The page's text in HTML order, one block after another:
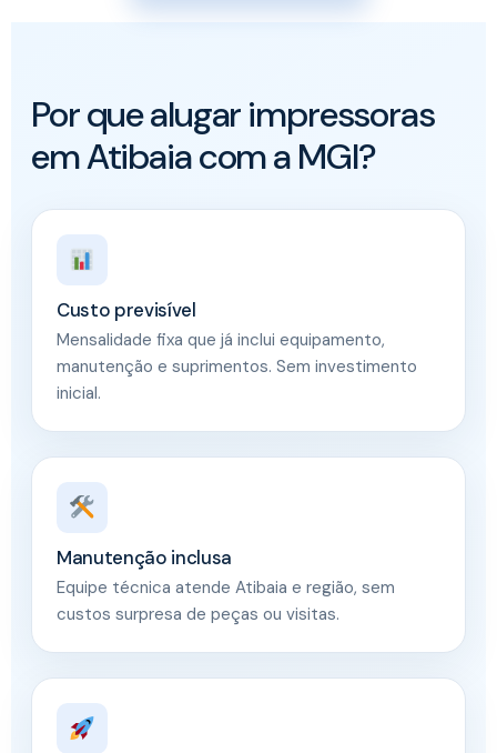
Por que alugar impressoras
em Atibaia com a MGI?
Custo previsível
Mensalidade fixa que já inclui equipamento,
manutenção e suprimentos. Sem investimento
inicial.
Manutenção inclusa
Equipe técnica atende Atibaia e região, sem
custos surpresa de peças ou visitas.